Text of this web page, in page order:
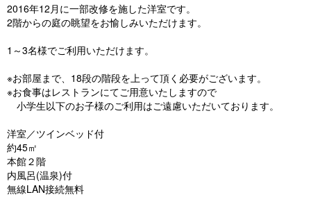
vi
o
u
s
2016年12月に一部改修を施した洋室です。
2階からの庭の眺望をお愉しみいただけます。
1～3名様でご利用いただけます。
※お部屋まで、18段の階段を上って頂く必要がございます。
※お食事はレストランにてご用意いたしますので
小学生以下のお子様のご利用はご遠慮いただいております。
洋室／ツインベッド付
約45㎡
本館２階
内風呂(温泉)付
無線LAN接続無料